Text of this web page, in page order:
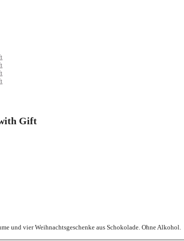
Gift
und vier Weihnachtsgeschenke aus Schokolade. Ohne Alkohol.